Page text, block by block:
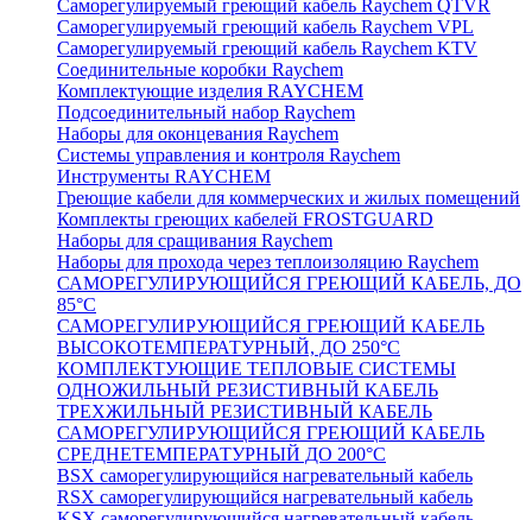
Саморегулируемый греющий кабель Raychem QTVR
Саморегулируемый греющий кабель Raychem VPL
Саморегулируемый греющий кабель Raychem KTV
Соединительные коробки Raychem
Комплектующие изделия RAYCHEM
Подсоединительный набор Raychem
Наборы для оконцевания Raychem
Системы управления и контроля Raychem
Инструменты RAYCHEM
Греющие кабели для коммерческих и жилых помещений
Комплекты греющих кабелей FROSTGUARD
Наборы для сращивания Raychem
Наборы для прохода через теплоизоляцию Raychem
САМОРЕГУЛИРУЮЩИЙСЯ ГРЕЮЩИЙ КАБЕЛЬ, ДО
85°С
САМОРЕГУЛИРУЮЩИЙСЯ ГРЕЮЩИЙ КАБЕЛЬ
ВЫСОКОТЕМПЕРАТУРНЫЙ, ДО 250°С
КОМПЛЕКТУЮЩИЕ ТЕПЛОВЫЕ СИСТЕМЫ
ОДНОЖИЛЬНЫЙ РЕЗИСТИВНЫЙ КАБЕЛЬ
ТРЕХЖИЛЬНЫЙ РЕЗИСТИВНЫЙ КАБЕЛЬ
САМОРЕГУЛИРУЮЩИЙСЯ ГРЕЮЩИЙ КАБЕЛЬ
СРЕДНЕТЕМПЕРАТУРНЫЙ ДО 200°С
BSX саморегулирующийся нагревательный кабель
RSX саморегулирующийся нагревательный кабель